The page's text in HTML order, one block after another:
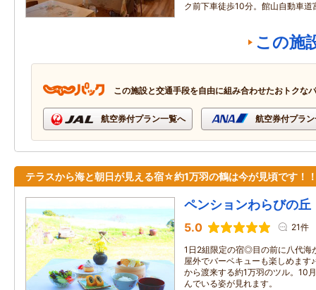
ク前下車徒歩10分。館山自動車道
この施
この施設と交通手段を自由に組み合わせたおトクな
航空券付プラン一覧へ 航空券付プラ
テラスから海と朝日が見える宿☆約1万羽の鶴は今が見頃です！
ペンションわらびの丘
5.0 21件
1日2組限定の宿◎目の前に八代海
屋外でバーベキューも楽しめます
から渡来する約1万羽のツル。10
んでいる姿が見れます。